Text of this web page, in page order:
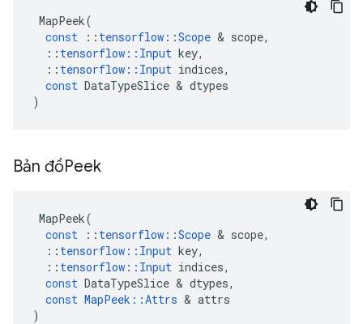
MapPeek(
const
:: tensorflow ::Scope & scope,
:: tensorflow :: Input key,
:: tensorflow :: Input indices,
const DataTypeSlice & dtypes
)
Bản đồPeek
MapPeek(
const
:: tensorflow ::Scope & scope,
:: tensorflow :: Input key,
:: tensorflow :: Input indices,
const DataTypeSlice & dtypes,
const MapPeek ::Attrs & attrs
)